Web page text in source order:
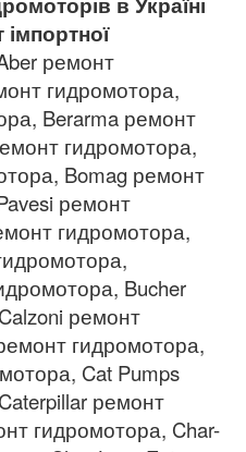
імпортної
ремонт
гидромотора,
Berarma ремонт
гидромотора,
Bomag ремонт
ремонт
гидромотора,
Bucher
ремонт
гидромотора,
Cat Pumps
ремонт
гидромотора, Char-